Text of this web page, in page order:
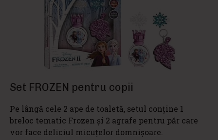
Set FROZEN pentru copii
Pe lângă cele 2 ape de toaletă, setul conține 1
breloc tematic Frozen și 2 agrafe pentru păr care
vor face deliciul micuțelor domnișoare.